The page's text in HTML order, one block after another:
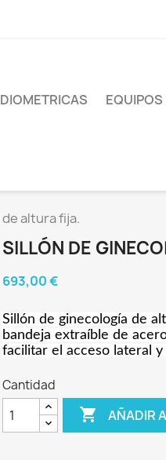
altura fija.
SILLÓN DE
693,00 €
Sillón de ginecología de
bandeja extraíble de
facilitar el acceso lateral
Cantidad
 AÑADIR